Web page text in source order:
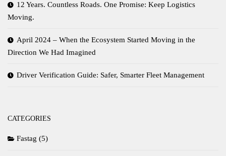
12 Years. Countless Roads. One Promise: Keep Logistics
Moving.
April 2024 – When the Ecosystem Started Moving in the
Direction We Had Imagined
Driver Verification Guide: Safer, Smarter Fleet Management
CATEGORIES
Fastag (5)